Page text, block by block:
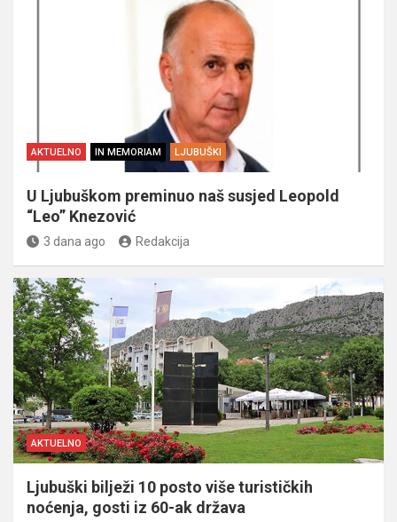
AKTUELNO IN MEMORIAM LJUBUŠKI
U Ljubuškom preminuo naš susjed Leopold
“Leo” Knezović
3 dana ago Redakcija
AKTUELNO
Ljubuški bilježi 10 posto više turističkih
noćenja, gosti iz 60-ak država